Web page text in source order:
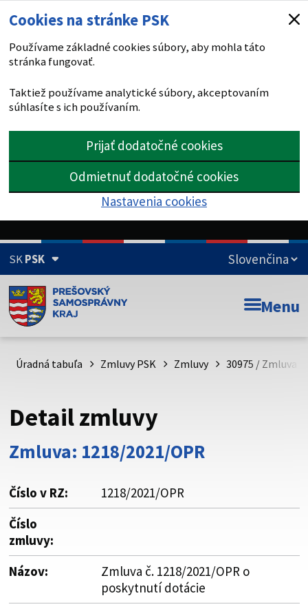
Cookies na stránke PSK
Používame základné cookies súbory, aby mohla táto
stránka fungovať.
Taktiež používame analytické súbory, akceptovaním
súhlasíte s ich používaním.
Prijať dodatočné cookies
Odmietnuť dodatočné cookies
Nastavenia cookies
SKPSK
Doména psk.sk je oficiálna
Toto je oficiálna webová stránka Prešovského
psk.sk.
Buďte pozorní a vždy sa uistite, že zdieľate informácie iba
cez zabezpečenú webovú stránku. Zabezpečená stránka
vždy začína https:// pred názvom domény webového sídla.
Menu
Úradná tabuľa Zmluvy PSK Zmluvy 30975 / Zmluva
Detail zmluvy
Zmluva: 1218/2021/OPR
Číslo v RZ:
1218/2021/OPR
Číslo
zmluvy:
Názov:
Zmluva č. 1218/2021/OPR o
poskytnutí dotácie